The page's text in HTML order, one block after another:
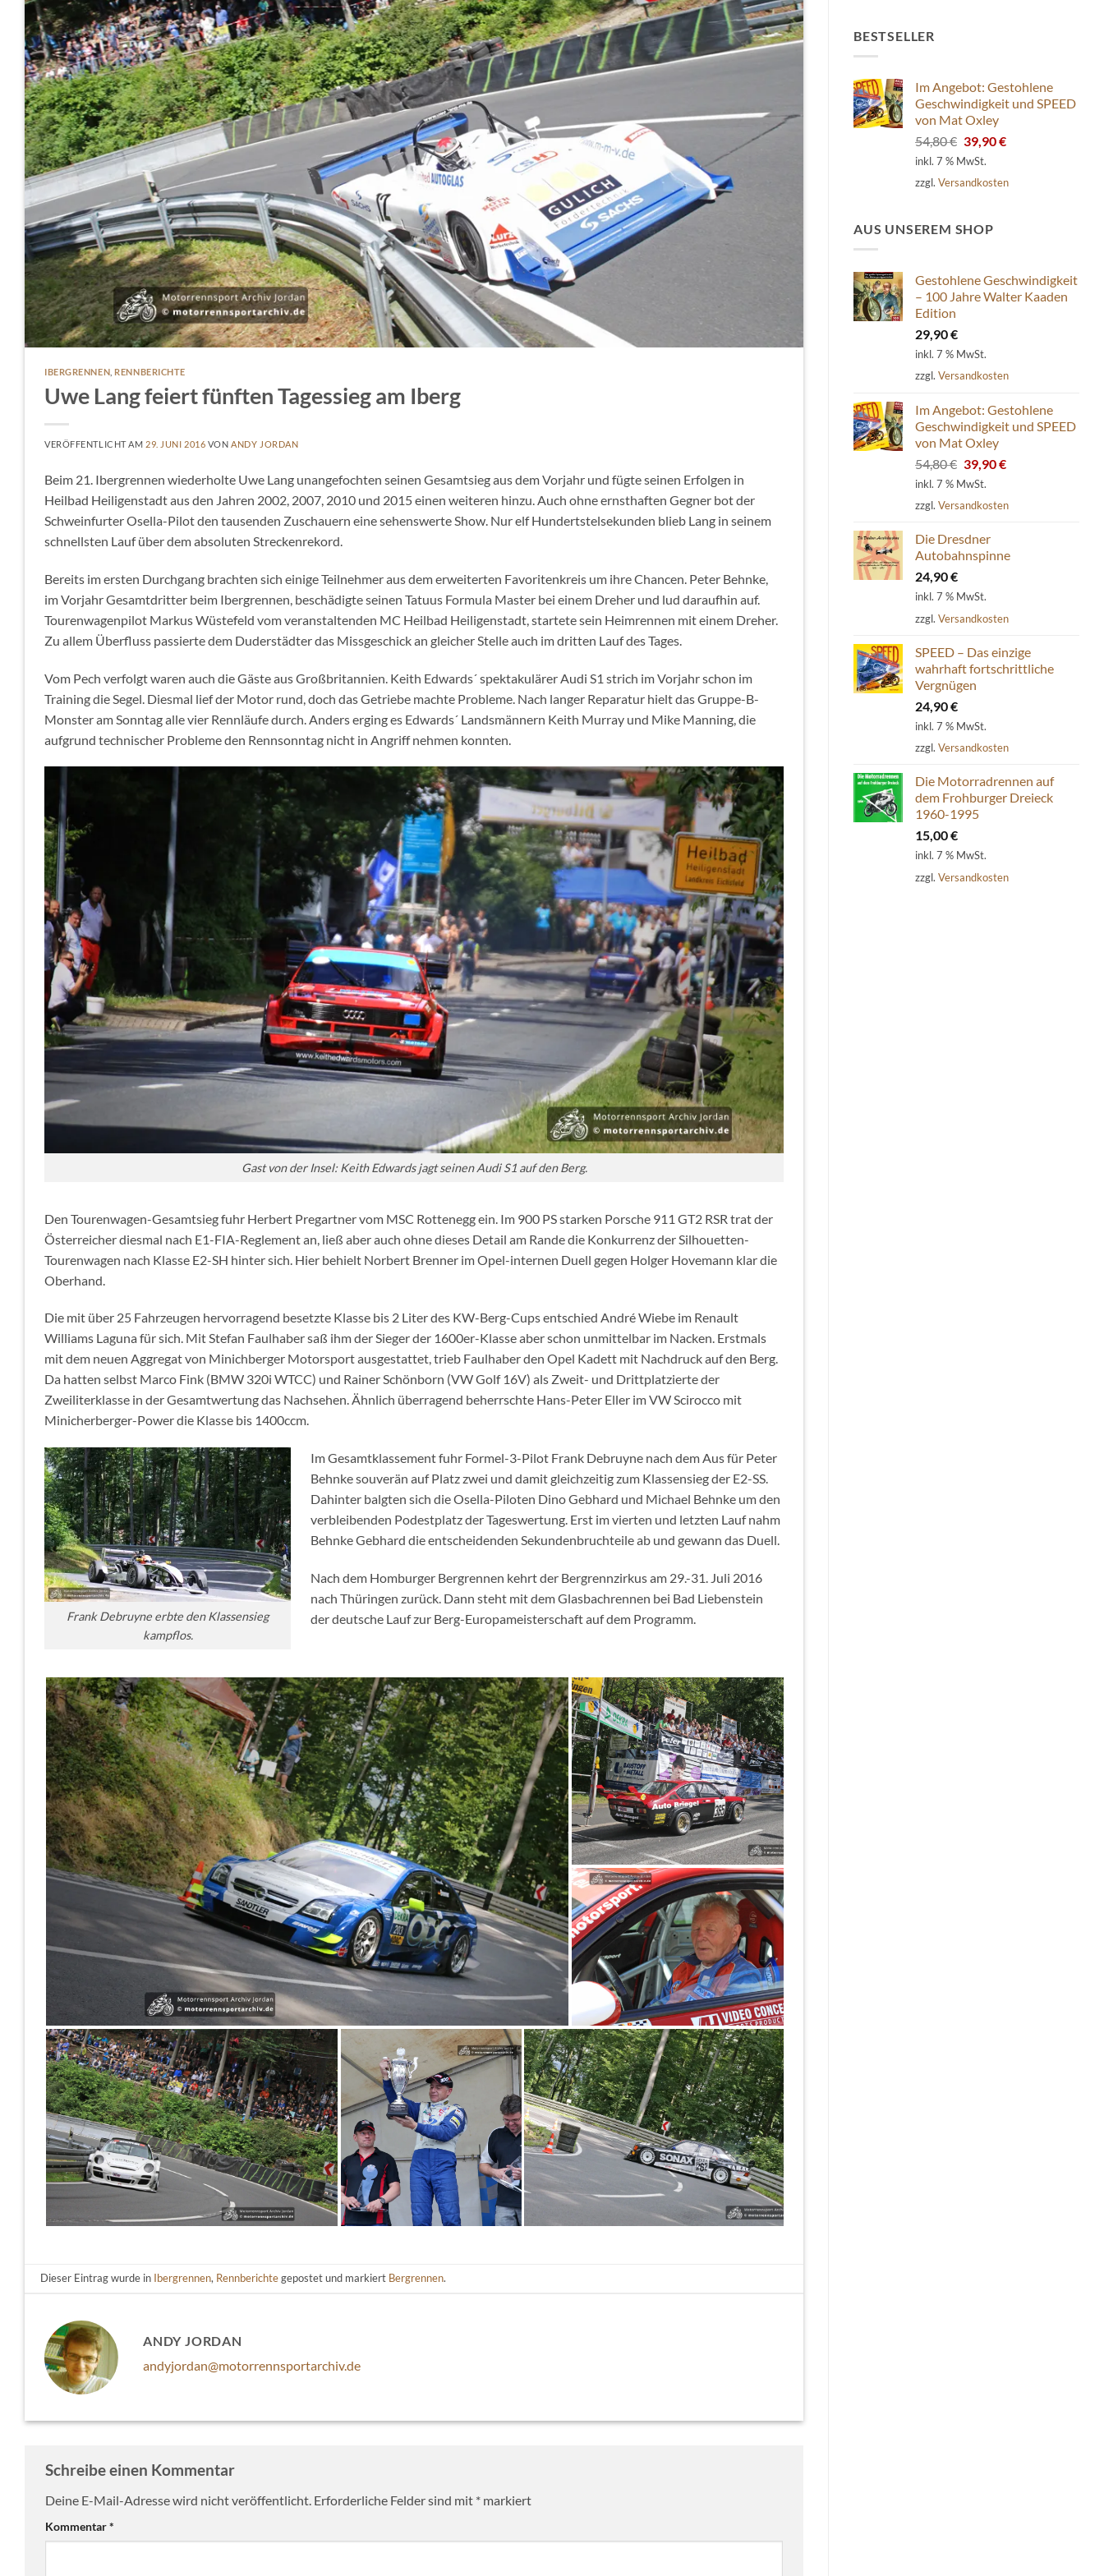
IBERGRENNEN RENNBERICHTE
Uwe Lang feiert fünften Tagessieg am Iberg
VERÖFFENTLICHT AM 29. JUNI 2016 VONANDY JORDAN
Beim 21. Ibergrennen wiederholte Uwe Lang unangefochten seinen Gesamtsieg aus dem Vorjahr und fügte seinen Erfolgen in
Heilbad Heiligenstadt aus den Jahren 2002, 2007, 2010 und 2015 einen weiteren hinzu. Auch ohne ernsthaften Gegner bot der
Schweinfurter Osella-Pilot den tausenden Zuschauern eine sehenswerte Show. Nur elf Hundertstelsekunden blieb Lang in seinem
schnellsten Lauf über dem absoluten Streckenrekord.
Bereits im ersten Durchgang brachten sich einige Teilnehmer aus dem erweiterten Favoritenkreis um ihre Chancen. Peter Behnke,
im Vorjahr Gesamtdritter beim Ibergrennen, beschädigte seinen Tatuus Formula Master bei einem Dreher und lud daraufhin auf.
Tourenwagenpilot Markus Wüstefeld vom veranstaltenden MC Heilbad Heiligenstadt, startete sein Heimrennen mit einem Dreher.
Zu allem Überfluss passierte dem Duderstädter das Missgeschick an gleicher Stelle auch im dritten Lauf des Tages.
Vom Pech verfolgt waren auch die Gäste aus Großbritannien. Keith Edwards´ spektakulärer Audi S1 strich im Vorjahr schon im
Training die Segel. Diesmal lief der Motor rund, doch das Getriebe machte Probleme. Nach langer Reparatur hielt das Gruppe-B-
Monster am Sonntag alle vier Rennläufe durch. Anders erging es Edwards´ Landsmännern Keith Murray und Mike Manning, die
aufgrund technischer Probleme den Rennsonntag nicht in Angriff nehmen konnten.
Gast von der Insel: Keith Edwards jagt seinen Audi S1 auf den Berg.
Den Tourenwagen-Gesamtsieg fuhr Herbert Pregartner vom MSC Rottenegg ein. Im 900 PS starken Porsche 911 GT2 RSR trat der
Österreicher diesmal nach E1-FIA-Reglement an, ließ aber auch ohne dieses Detail am Rande die Konkurrenz der Silhouetten-
Tourenwagen nach Klasse E2-SH hinter sich. Hier behielt Norbert Brenner im Opel-internen Duell gegen Holger Hovemann klar die
Oberhand.
Die mit über 25 Fahrzeugen hervorragend besetzte Klasse bis 2 Liter des KW-Berg-Cups entschied André Wiebe im Renault
Williams Laguna für sich. Mit Stefan Faulhaber saß ihm der Sieger der 1600er-Klasse aber schon unmittelbar im Nacken. Erstmals
mit dem neuen Aggregat von Minichberger Motorsport ausgestattet, trieb Faulhaber den Opel Kadett mit Nachdruck auf den Berg.
Da hatten selbst Marco Fink (BMW 320i WTCC) und Rainer Schönborn (VW Golf 16V) als Zweit- und Drittplatzierte der
Zweiliterklasse in der Gesamtwertung das Nachsehen. Ähnlich überragend beherrschte Hans-Peter Eller im VW Scirocco mit
Minicherberger-Power die Klasse bis 1400ccm.
Frank Debruyne erbte den Klassensieg
kampflos.
Im Gesamtklassement fuhr Formel-3-Pilot Frank Debruyne nach dem Aus für Peter
Behnke souverän auf Platz zwei und damit gleichzeitig zum Klassensieg der E2-SS.
Dahinter balgten sich die Osella-Piloten Dino Gebhard und Michael Behnke um den
verbleibenden Podestplatz der Tageswertung. Erst im vierten und letzten Lauf nahm
Behnke Gebhard die entscheidenden Sekundenbruchteile ab und gewann das Duell.
Nach dem Homburger Bergrennen kehrt der Bergrennzirkus am 29.-31. Juli 2016
nach Thüringen zurück. Dann steht mit dem Glasbachrennen bei Bad Liebenstein
der deutsche Lauf zur Berg-Europameisterschaft auf dem Programm.
Dieser Eintrag wurde in Ibergrennen, Rennberichtegepostet und markiert Bergrennen.
ANDY JORDAN
andyjordan@motorrennsportarchiv.de
Schreibe einen Kommentar
Deine E-Mail-Adresse wird nicht veröffentlicht. Erforderliche Felder sind mit * markiert
Kommentar*
BESTSELLER
Im Angebot: Gestohlene
Geschwindigkeit und SPEED
von Mat Oxley
54,80€ Ursprünglicher
Preis
war:
54,80 €
39,90€Aktueller
39,90 €.
inkl. 7 % MwSt.
zzgl. Versandkosten
AUS UNSEREM SHOP
Gestohlene Geschwindigkeit
– 100 Jahre Walter Kaaden
Edition
29,90€
inkl. 7 % MwSt.
zzgl. Versandkosten
Im Angebot: Gestohlene
Geschwindigkeit und SPEED
von Mat Oxley
54,80€ Ursprünglicher
Preis
54,80 €
39,90€Aktueller
39,90 €.
inkl. 7 % MwSt.
zzgl. Versandkosten
Die Dresdner
Autobahnspinne
24,90€
inkl. 7 % MwSt.
zzgl. Versandkosten
SPEED – Das einzige
wahrhaft fortschrittliche
Vergnügen
24,90€
inkl. 7 % MwSt.
zzgl. Versandkosten
Die Motorradrennen auf
dem Frohburger Dreieck
1960-1995
15,00€
inkl. 7 % MwSt.
zzgl. Versandkosten